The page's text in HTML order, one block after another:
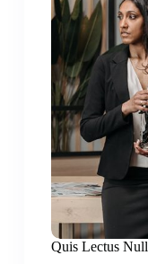
Quis Lectus